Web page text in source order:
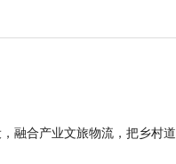
融合产业文旅物流，把乡村